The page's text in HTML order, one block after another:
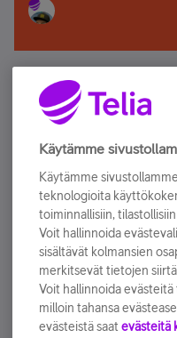
Älä jää paitsi –
Tilaa Telian uutiskirje
sähköpostiisi.
Tilaa nyt
Käytämme
Käytämme
teknologioita
toiminnallisiin,
Voit hallinnoida
sisältävät kolmansien
merkitsevät tietojen
Voit hallinnoida
milloin tahansa
evästeistä saat evästeitä